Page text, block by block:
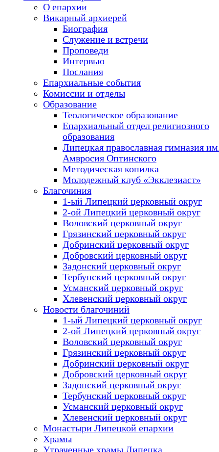
О епархии
Викарный архиерей
Биография
Служение и встречи
Проповеди
Интервью
Послания
Епархиальные события
Комиссии и отделы
Образование
Теологическое образование
Епархиальный отдел религиозного
образования
Липецкая православная гимназия
Амвросия Оптинского
Методическая копилка
Молодежный клуб «Экклезиаст»
Благочиния
1-ый Липецкий церковный округ
2-ой Липецкий церковный округ
Воловский церковный округ
Грязинский церковный округ
Добринский церковный округ
Добровский церковный округ
Задонский церковный округ
Тербунский церковный округ
Усманский церковный округ
Хлевенский церковный округ
Новости благочиний
1-ый Липецкий церковный округ
2-ой Липецкий церковный округ
Воловский церковный округ
Грязинский церковный округ
Добринский церковный округ
Добровский церковный округ
Задонский церковный округ
Тербунский церковный округ
Усманский церковный округ
Хлевенский церковный округ
Монастыри Липецкой епархии
Храмы
Утраченные храмы Липецка